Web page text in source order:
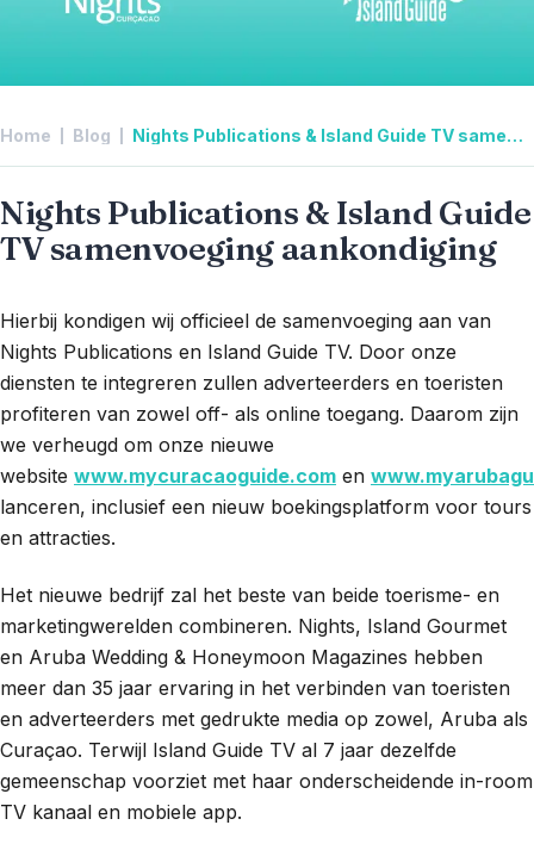
Home Blog Nights Publications & Island Guide TV samenvoeging aankondiging
Nights Publications & Island Guide
TV samenvoeging aankondiging
Hierbij kondigen wij officieel de samenvoeging aan van
Nights Publications en Island Guide TV. Door onze
diensten te integreren zullen adverteerders en toeristen
profiteren van zowel off- als online toegang. Daarom zijn
we verheugd om onze nieuwe
website www.mycuracaoguide.com en
lanceren, inclusief een nieuw boekingsplatform voor tours
en attracties.
Het nieuwe bedrijf zal het beste van beide toerisme- en
marketingwerelden combineren. Nights, Island Gourmet
en Aruba Wedding & Honeymoon Magazines hebben
meer dan 35 jaar ervaring in het verbinden van toeristen
en adverteerders met gedrukte media op zowel, Aruba als
Curaçao. Terwijl Island Guide TV al 7 jaar dezelfde
gemeenschap voorziet met haar onderscheidende in-room
TV kanaal en mobiele app.